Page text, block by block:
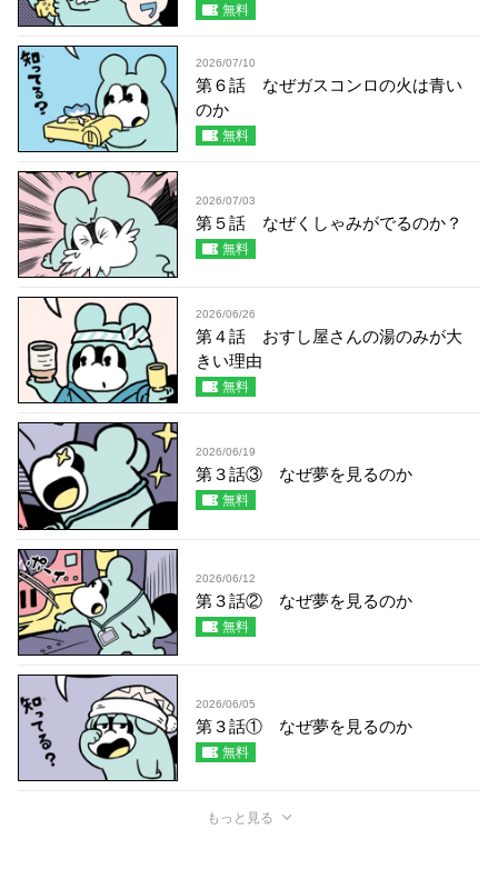
無料
2026/07/10
第６話 なぜガスコンロの火は青い
のか
無料
2026/07/03
第５話 なぜくしゃみがでるのか？
無料
2026/06/26
第４話 おすし屋さんの湯のみが大
きい理由
無料
2026/06/19
第３話③ なぜ夢を見るのか
無料
2026/06/12
第３話② なぜ夢を見るのか
無料
2026/06/05
第３話① なぜ夢を見るのか
無料
もっと見る